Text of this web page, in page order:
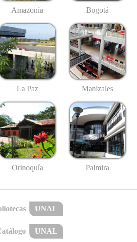
Amazonía Bogotá
La Paz Manizales
Orinoquía Palmira
UNAL
UNAL